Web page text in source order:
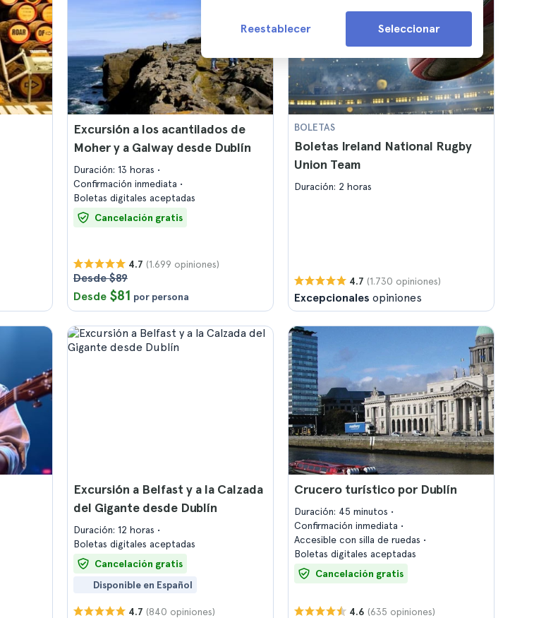
Excursión a los acantilados de
Moher y a Galway desde Dublín
Duración: 13 horas
Confirmación inmediata
Boletas digitales aceptadas
Cancelación gratis
4.7 (1.699 opiniones)
Desde $89
Desde $81 por persona
BOLETAS
Boletas Ireland National Rugby
Union Team
Duración: 2 horas
4.7 (1.730 opiniones)
Excepcionales opiniones
Excursión a Belfast y a la Calzada
del Gigante desde Dublín
Duración: 12 horas
Boletas digitales aceptadas
Cancelación gratis
Disponible en Español
4.7 (840 opiniones)
Crucero turístico por Dublín
Duración: 45 minutos
Confirmación inmediata
Accesible con silla de ruedas
Boletas digitales aceptadas
Cancelación gratis
4.6 (635 opiniones)
Reestablecer Seleccionar